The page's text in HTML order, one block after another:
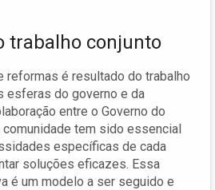
trabalho conjunto
reformas é resultado do trabalho
esferas do governo e da
entre o Governo do
tem sido essencial
específicas de cada
soluções eficazes. Essa
é um modelo a ser seguido e